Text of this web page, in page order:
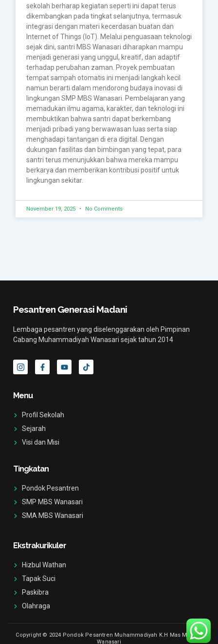
sekolah berharap kegiatan seperti ini dapat terus
dikembangkan pada tingkat selanjutnya, termasuk
integrasi dengan materi kecerdasan buatan dan
Internet of Things (IoT). Melalui penguasaan teknologi
sejak dini, santri MBS Wanasari diharapkan mampu
menjadi generasi yang unggul, kreatif, dan adaptif
terhadap perubahan zaman. Proyek pembuatan
tempat sampah otomatis ini menjadi langkah kecil
namun berarti dalam mendorong budaya inovasi di
lingkungan SMP MBS Wanasari. Pembelajaran yang
memadukan ilmu agama, karakter, dan teknologi ini
membuktikan bahwa santri dapat berkembang
menjadi pribadi yang berwawasan luas serta siap
menghadapi tantangan di era digital. Dengan
dukungan fasilitas dan bimbingan yang tepat, para
santri terus menunjukkan bahwa mereka mampu
berkarya dan memberikan kontribusi positif untuk
lingkungan sekitar.
November 19, 2025 No Comments
Pesantren Generasi Madani
Lembaga pesantren yang diselenggarakan oleh Pimpinan
Cabang Muhammadiyah Wanasari sejak tahun 2014
I
c
-
i
s
a
-
1
F
a
k
f
Y
o
T
i
Menu
Profil Sekolah
Sejarah
Visi dan Misi
Tingkatan
Pondok Pesantren
SMP MBS Wanasari
SMA MBS Wanasari
Ekstrakurikuler
Hizbul Wathan
Tapak Suci
Paskibra
Olahraga
Copyright © 2024 Pondok Pesantren Muhammadiyah K.H Mas Mansur
Wanasari